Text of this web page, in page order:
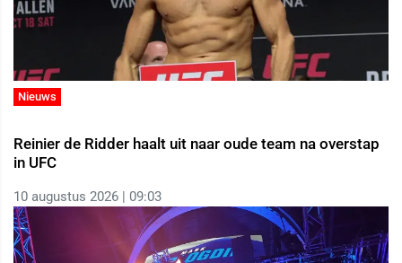
Nieuws
Reinier de Ridder haalt uit naar oude team na overstap
in UFC
10 augustus 2026 | 09:03